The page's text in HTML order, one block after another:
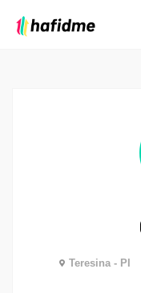
Teresina - PI